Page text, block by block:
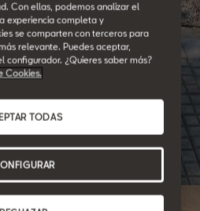
for Business
socios.
de movilidad de tu empresa
Con ellas, podemos analizar el
experiencia completa y
se comparten con terceros para
relevante. Puedes aceptar,
configurador. ¿Quieres saber más?
Cookies.
TODAS